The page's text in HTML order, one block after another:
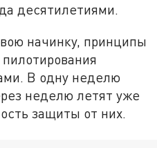
десятилетиями.
начинку, принципы
В одну неделю
неделю летят уже
защиты от них.